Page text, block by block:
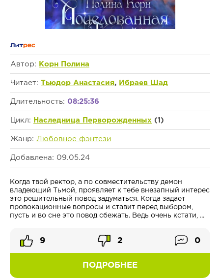
Автор: Корн Полина
Читает: Тьюдор Анастасия, Ибраев Шад
Длительность: 08:25:36
Цикл: Наследница Перворожденных (1)
Жанр: Любовное фэнтези
Добавлена: 09.05.24
Когда твой ректор, а по совместительству демон
владеющий Тьмой, проявляет к тебе внезапный интерес
это решительный повод задуматься. Когда задает
провокационные вопросы и ставит перед выбором,
пусть и во сне это повод сбежать. Ведь очень кстати, ...
ПОДРОБНЕЕ
9 2 0